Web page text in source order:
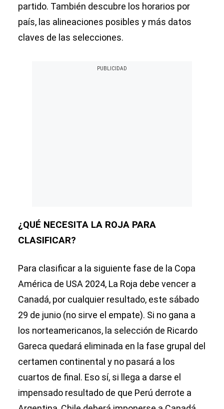
partido. También descubre los horarios por
país, las alineaciones posibles y más datos
claves de las selecciones.
¿QUÉ NECESITA LA ROJA PARA
CLASIFICAR?
Para clasificar a la siguiente fase de la Copa
América de USA 2024, La Roja debe vencer a
Canadá, por cualquier resultado, este sábado
29 de junio (no sirve el empate). Si no gana a
los norteamericanos, la selección de Ricardo
Gareca quedará eliminada en la fase grupal del
certamen continental y no pasará a los
cuartos de final. Eso sí, si llega a darse el
impensado resultado de que Perú derrote a